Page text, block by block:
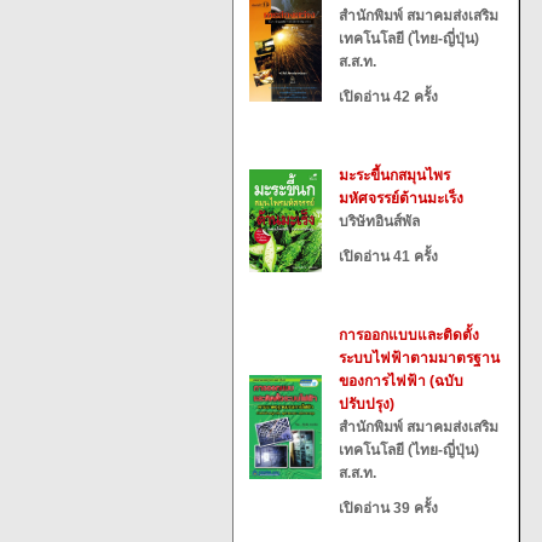
สำนักพิมพ์ สมาคมส่งเสริม
เทคโนโลยี (ไทย-ญี่ปุ่น)
ส.ส.ท.
เปิดอ่าน 42 ครั้ง
มะระขี้นกสมุนไพร
มหัศจรรย์ต้านมะเร็ง
บริษัทอินส์พัล
เปิดอ่าน 41 ครั้ง
การออกแบบและติดตั้ง
ระบบไฟฟ้าตามมาตรฐาน
ของการไฟฟ้า (ฉบับ
ปรับปรุง)
สำนักพิมพ์ สมาคมส่งเสริม
เทคโนโลยี (ไทย-ญี่ปุ่น)
ส.ส.ท.
เปิดอ่าน 39 ครั้ง